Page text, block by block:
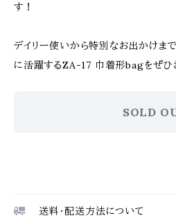
す！
デイリー使いから特別なお出かけま
に活躍するZA-17 巾着形bagをぜひ
SOLD
送料・配送方法について